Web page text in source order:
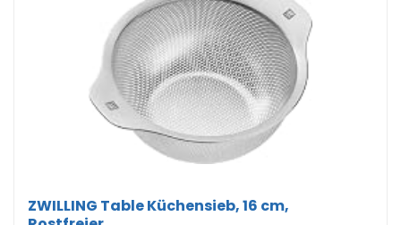
ZWILLING Table Küchensieb, 16 cm,